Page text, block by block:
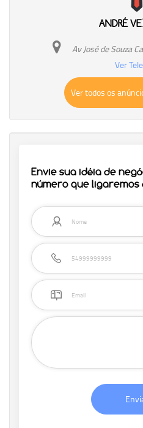
ANDRÉ
Av José de Souza
Ver
Ver todos os
Envie sua idéia de
número que ligaremos